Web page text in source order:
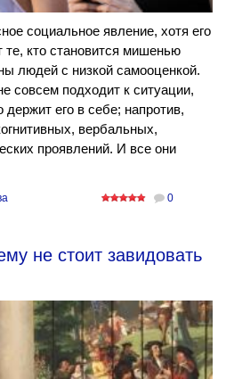
социальное явление, хотя его
те, кто становится мишенью
людей с низкой самооценкой.
совсем подходит к ситуации,
его в себе; напротив,
вербальных,
проявлений. И все они
0
не стоит завидовать